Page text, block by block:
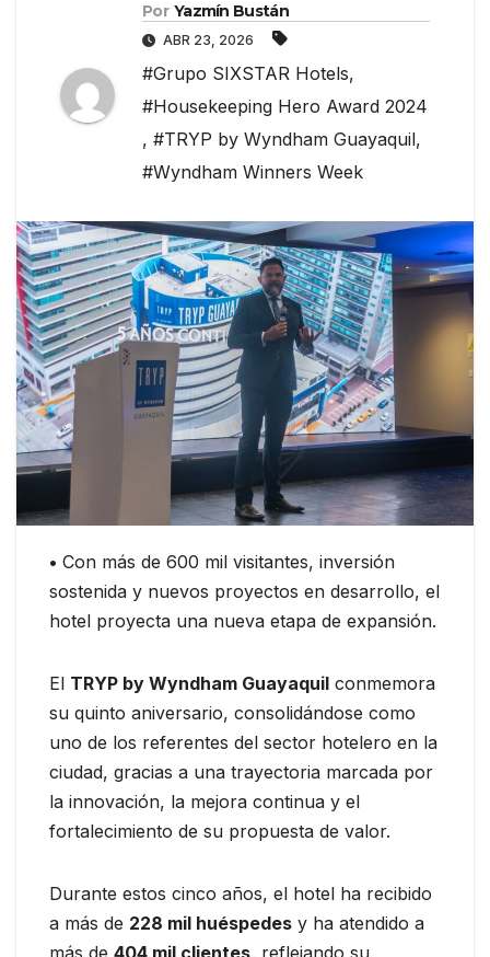
Por Yazmín Bustán
ABR 23, 2026
#Grupo SIXSTAR Hotels,
#Housekeeping Hero Award 2024
, #TRYP by Wyndham Guayaquil,
#Wyndham Winners Week
• Con más de 600 mil visitantes, inversión
sostenida y nuevos proyectos en desarrollo, el
hotel proyecta una nueva etapa de expansión.
El TRYP by Wyndham Guayaquil conmemora
su quinto aniversario, consolidándose como
uno de los referentes del sector hotelero en la
ciudad, gracias a una trayectoria marcada por
la innovación, la mejora continua y el
fortalecimiento de su propuesta de valor.
Durante estos cinco años, el hotel ha recibido
a más de 228 mil huéspedes y ha atendido a